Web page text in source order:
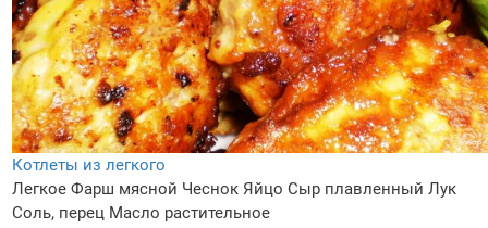
Котлеты из легкого
Легкое Фарш мясной Чеснок Яйцо Сыр плавленный Лук
Соль, перец Масло растительное